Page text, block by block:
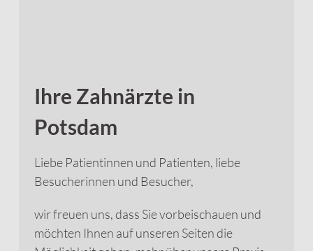
Ihre Zahnärzte in
Potsdam
Liebe Patientinnen und Patienten, liebe
Besucherinnen und Besucher,
wir freuen uns, dass Sie vorbeischauen und
möchten Ihnen auf unseren Seiten die